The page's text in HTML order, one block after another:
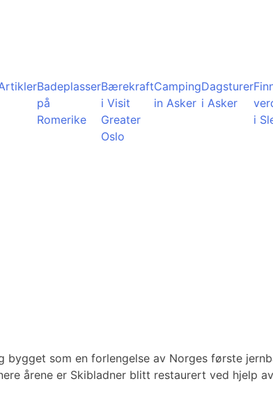
Badeplasser
på
Romerike
Bærekraft
i Visit
Greater
Oslo
Camping
in Asker
Dagsturer
i Asker
i
som en forlengelse av Norges første
årene er Skibladner blitt restaurert ved hjelp